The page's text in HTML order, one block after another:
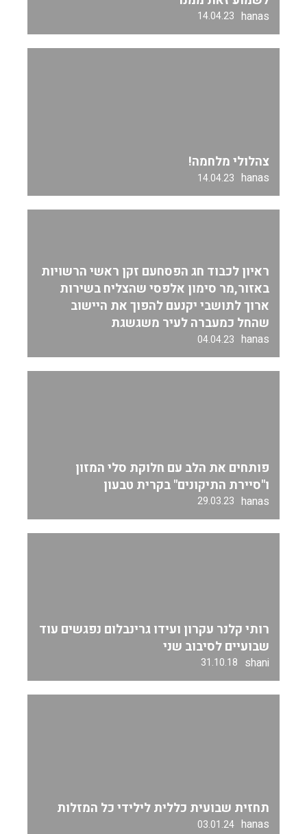
hanas
14.04.23
צהלולי מלחמה!
hanas
14.04.23
ראיון לכבוד חג הפסחעם זקן ראשי הרשויות
באזור,מר סימון אלפסי שהצליח בשירות
ארוך לתושבי יקנעם להפוך את היישוב
שהחל כמעברה לעיר משגשגת
hanas
04.04.23
פותחים את הלב עם חלוקת סלי המזון
ו"סיירת התיקונים" בקרית טבעון
hanas
29.03.23
רותי קלנר עקרון ועידו גרינבלום נפגשים עוד
שבועיים לסיבוב שני
shani
31.10.18
תחזית שבועית כללית לילידי כל המזלות
hanas
03.01.24